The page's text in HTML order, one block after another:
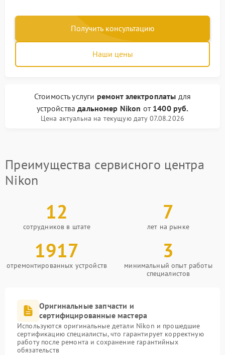
Получить консультацию
Наши цены
Стоимость услуги ремонт электроплаты для
устройствадальномер Nikon от 1400 руб.
Цена актуальна на текущую дату 07.08.2026
Преимущества сервисного центра
Nikon
12
сотрудников в штате
7
лет на рынке
1917
отремонтированных устройств
3
минимальный опыт работы
специалистов
Оригинальные запчасти и
сертифицированные мастера
Используются оригинальные детали Nikon и прошедшие
сертификацию специалисты, что гарантирует корректную
работу после ремонта и сохранение гарантийных
обязательств